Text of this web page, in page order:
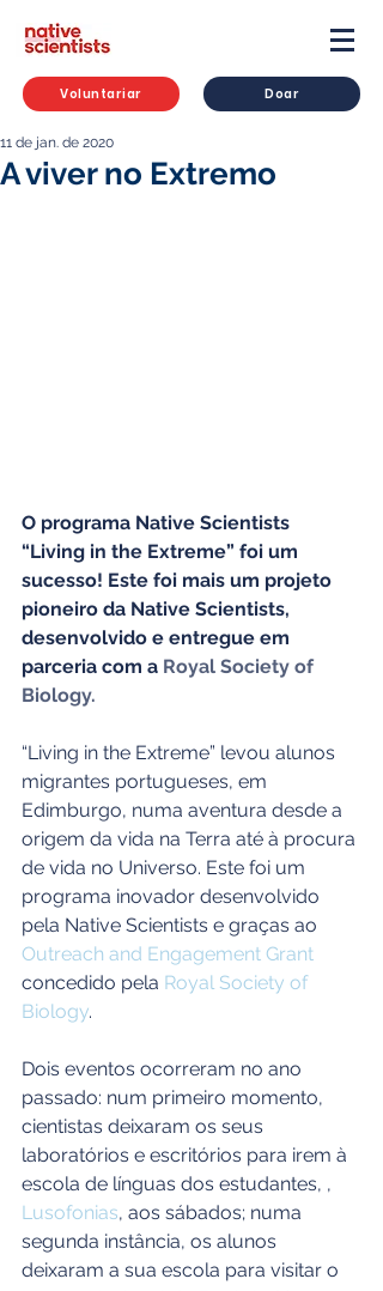
Voluntariar Doar
A viver no Extremo
11 de jan. de 2020
O programa Native Scientists
“Living in the Extreme” foi um
sucesso! Este foi mais um projeto
pioneiro da Native Scientists,
desenvolvido e entregue em
parceria com a Royal Society of
Biology.
“Living in the Extreme” levou alunos
migrantes portugueses, em
Edimburgo, numa aventura desde a
origem da vida na Terra até à procura
de vida no Universo. Este foi um
programa inovador desenvolvido
pela Native Scientists e graças ao
Outreach and Engagement Grant
concedido pela Royal Society of
Biology.
Dois eventos ocorreram no ano
passado: num primeiro momento,
cientistas deixaram os seus
laboratórios e escritórios para irem à
escola de línguas dos estudantes, ,
Lusofonias, aos sábados; numa
segunda instância, os alunos
deixaram a sua escola para visitar o